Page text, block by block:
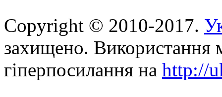
Copyright © 2010-2017.
захищено. Використання
гіперпосилання на http://